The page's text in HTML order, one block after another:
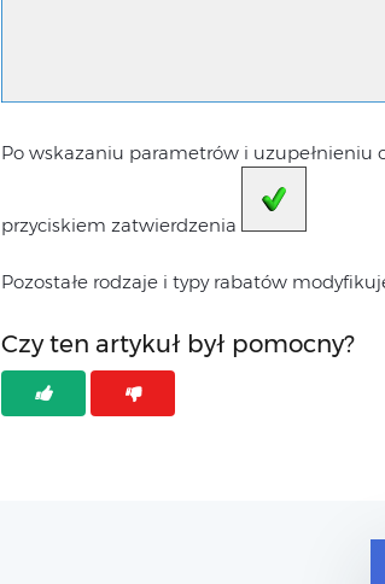
Po wskazaniu parametrów i uzupełnieniu
przyciskiem zatwierdzenia
Pozostałe rodzaje i typy rabatów
Czy ten artykuł był pomocny?